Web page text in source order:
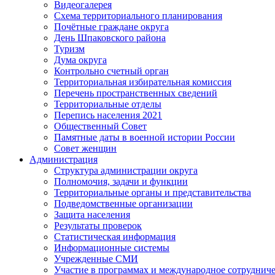
Видеогалерея
Схема территориального планирования
Почётные граждане округа
День Шпаковского района
Туризм
Дума округа
Контрольно счетный орган
Территориальная избирательная комиссия
Перечень пространственных сведений
Территориальные отделы
Перепись населения 2021
Общественный Совет
Памятные даты в военной истории России
Совет женщин
Администрация
Структура администрации округа
Полномочия, задачи и функции
Территориальные органы и представительства
Подведомственные организации
Защита населения
Результаты проверок
Статистическая информация
Информационные системы
Учрежденные СМИ
Участие в программах и международное